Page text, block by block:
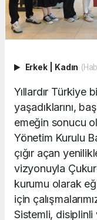
Erkek Kadın
Yıllardır Türkiye
yaşadıklarını,
emeğin sonucu
Yönetim Kurulu
çığır açan
vizyonuyla
kurumu olarak
için
Sistemli,